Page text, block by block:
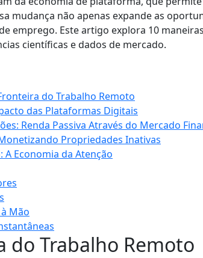
mudança não apenas expande as
emprego. Este artigo explora 10
científicas e dados de mercado.
do Trabalho Remoto
das Plataformas Digitais
Renda Passiva Através do Mercado
Propriedades Inativas
A Economia da Atenção
Mão
do Trabalho Remoto